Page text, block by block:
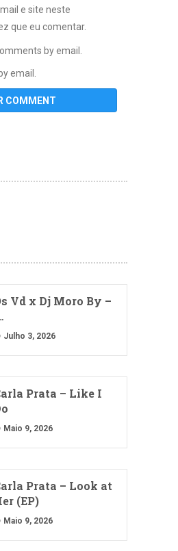
e site neste
que eu comentar.
by email.
email.
Vd x Dj Moro By –
Julho 3, 2026
Prata – Like I
Maio 9, 2026
Prata – Look at
(EP)
Maio 9, 2026